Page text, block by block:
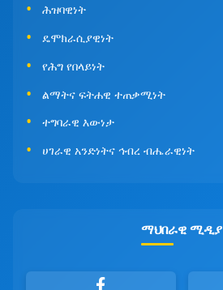
ሕዝባዊነት
ዴሞክራሲያዊነት
የሕግ የበላይነት
ልማትና ፍትሐዊ ተጠቃሚነት
ተግባራዊ እውነታ
ሀገራዊ አንድነትና ኅብረ ብሔራዊነት
ማህበራዊ ሚዲያ